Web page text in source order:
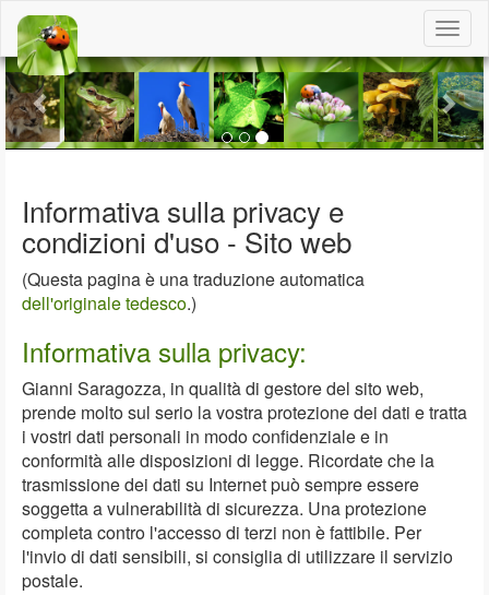
Previous
Informativa sulla privacy e
condizioni d'uso - Sito web
(Questa pagina è una traduzione automatica
dell'originale tedesco.)
Informativa sulla privacy:
Gianni Saragozza, in qualità di gestore del sito web,
prende molto sul serio la vostra protezione dei dati e tratta
i vostri dati personali in modo confidenziale e in
conformità alle disposizioni di legge. Ricordate che la
trasmissione dei dati su Internet può sempre essere
soggetta a vulnerabilità di sicurezza. Una protezione
completa contro l'accesso di terzi non è fattibile. Per
l'invio di dati sensibili, si consiglia di utilizzare il servizio
postale.